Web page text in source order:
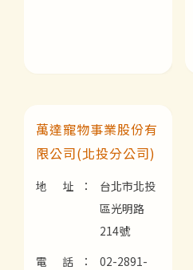
萬達寵物事業股份有
限公司(北投分公司)
地 址：
台北市北投
區光明路
214號
電 話：
02-2891-